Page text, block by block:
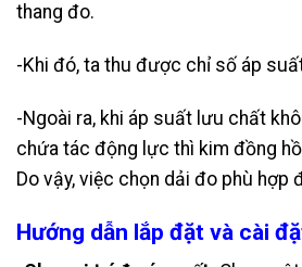
thang đo.
-Khi đó, ta thu được chỉ số áp
-Ngoài ra, khi áp suất lưu chất
chứa tác động lực thì kim đồng
Do vậy, việc chọn dải đo phù hợp
Hướng dẫn lắp đặt và cài